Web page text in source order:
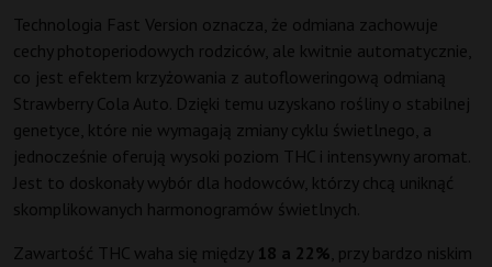
Technologia Fast Version oznacza, że odmiana zachowuje
cechy photoperiodowych rodziców, ale kwitnie automatycznie,
co jest efektem krzyżowania z autofloweringową odmianą
Strawberry Cola Auto. Dzięki temu uzyskano rośliny o stabilnej
genetyce, które nie wymagają zmiany cyklu świetlnego, a
jednocześnie oferują wysoki poziom THC i intensywny aromat.
Jest to doskonały wybór dla hodowców, którzy chcą uniknąć
skomplikowanych harmonogramów świetlnych.
Zawartość THC waha się między 18 a 22% , przy bardzo niskim